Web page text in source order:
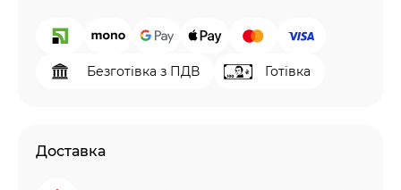
Безготівка з ПДВ Готівка
Доставка